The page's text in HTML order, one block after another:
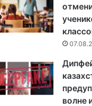
волне